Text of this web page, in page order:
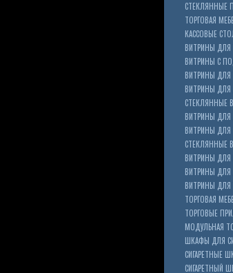
СТЕКЛЯННЫЕ
ТОРГОВАЯ
КАССОВЫЕ
ВИТРИНЫ ДЛЯ
ВИТРИНЫ С
ВИТРИНЫ ДЛЯ
ВИТРИНЫ ДЛЯ
СТЕКЛЯННЫЕ
ВИТРИНЫ ДЛЯ
ВИТРИНЫ ДЛЯ
СТЕКЛЯННЫЕ
ВИТРИНЫ ДЛЯ
ВИТРИНЫ ДЛЯ
ВИТРИНЫ ДЛЯ
ТОРГОВАЯ
ТОРГОВЫЕ
МОДУЛЬНАЯ
ШКАФЫ ДЛЯ
СИГАРЕТНЫЕ
СИГАРЕТНЫЙ